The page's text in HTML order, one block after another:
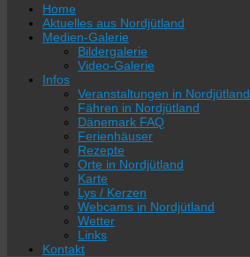
Zum
Inhalt
springen
Home
Aktuelles aus Nordjütland
Medien-Galerie
Bildergalerie
Video-Galerie
Infos
Veranstaltungen in Nordjütland
Fähren in Nordjütland
Dänemark FAQ
Ferienhäuser
Rezepte
Orte in Nordjütland
Karte
Lys / Kerzen
Webcams in Nordjütland
Wetter
Links
Kontakt